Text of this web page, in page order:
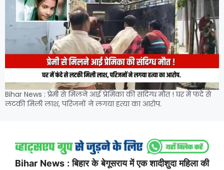
Bihar News : प्रेमी से मिलने आई प्रेमिका की संदिग्ध मौत ! घर में फंदे से
लटकी मिली लाश, परिजनों ने लगया हत्या का आरोप.
Bihar News : बिहार के बेगूसराय में एक शादीशुदा महिला की